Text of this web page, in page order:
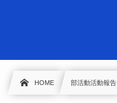
HOME 部活動活動報告